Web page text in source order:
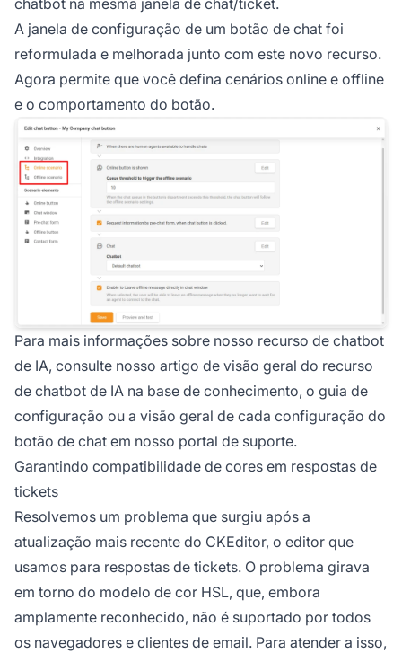
chatbot na mesma janela de chat/ticket.
A janela de configuração de um botão de chat foi
reformulada e melhorada junto com este novo recurso.
Agora permite que você defina cenários online e offline
e o comportamento do botão.
Para mais informações sobre nosso recurso de chatbot
de IA, consulte nosso artigo de visão geral do recurso
de chatbot de IA na base de conhecimento, o guia de
configuração ou a visão geral de cada configuração do
botão de chat em nosso portal de suporte.
Garantindo compatibilidade de cores em respostas de
tickets
Resolvemos um problema que surgiu após a
atualização mais recente do CKEditor, o editor que
usamos para respostas de tickets. O problema girava
em torno do modelo de cor HSL, que, embora
amplamente reconhecido, não é suportado por todos
os navegadores e clientes de email. Para atender a isso,